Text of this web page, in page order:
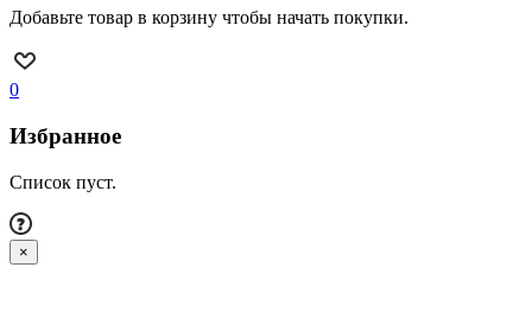
Добавьте товар в корзину чтобы начать покупки.
0
Избранное
Список пуст.
×